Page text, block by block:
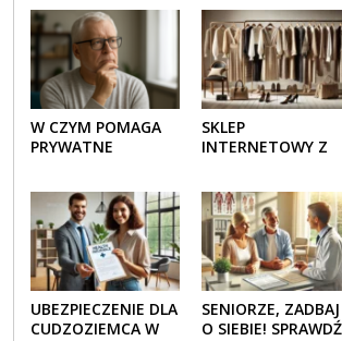
W CZYM POMAGA
PRYWATNE
SENIOROM?
SKLEP
INTERNETOWY Z
KLASYKA, SZYK I
NOWOCZESNOŚĆ
UBEZPIECZENIE DLA
CUDZOZIEMCA W
SENIORZE, ZADBAJ
O SIEBIE! SPRAWDŹ